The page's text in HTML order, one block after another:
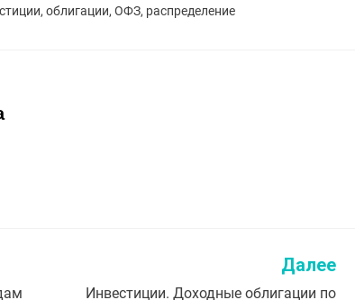
, облигации, ОФЗ, распределение
Далее
Инвестиции. Доходные облигации по